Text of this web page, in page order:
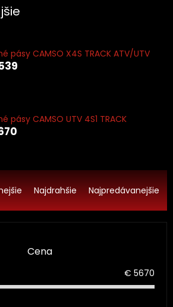
pásy CAMSO X4S TRACK ATV/UTV
pásy CAMSO UTV 4S1 TRACK
Najdrahšie Najpredávanejšie
Cena
€ 5670